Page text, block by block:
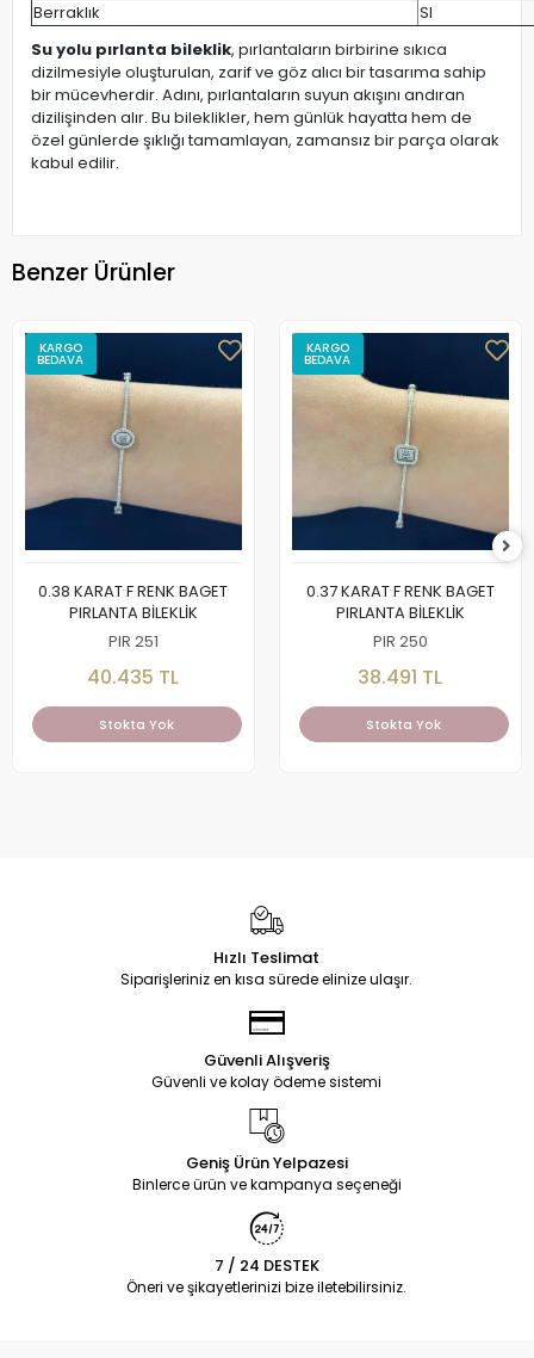
Berraklık
SI
Su yolu pırlanta bileklik, pırlantaların birbirine sıkıca
dizilmesiyle oluşturulan, zarif ve göz alıcı bir tasarıma sahip
bir mücevherdir. Adını, pırlantaların suyun akışını andıran
dizilişinden alır. Bu bileklikler, hem günlük hayatta hem de
özel günlerde şıklığı tamamlayan, zamansız bir parça olarak
kabul edilir.
Benzer Ürünler
KARGO
BEDAVA
0.38 KARAT F RENK BAGET
PIRLANTA BİLEKLİK
PIR 251
40.435 TL
Stokta Yok
KARGO
BEDAVA
0.37 KARAT F RENK BAGET
PIRLANTA BİLEKLİK
PIR 250
38.491 TL
Stokta Yok
Hızlı Teslimat
Siparişleriniz en kısa sürede elinize ulaşır.
Güvenli Alışveriş
Güvenli ve kolay ödeme sistemi
Geniş Ürün Yelpazesi
Binlerce ürün ve kampanya seçeneği
7 / 24 DESTEK
Öneri ve şikayetlerinizi bize iletebilirsiniz.